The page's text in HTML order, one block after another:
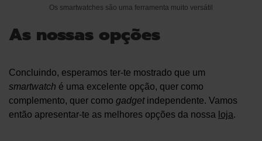
Os smartwatches são uma ferramenta muito versátil
As nossas opções
Concluindo, esperamos ter-te mostrado que um
smartwatch é uma excelente opção, quer como
complemento, quer como gadgetindependente. Vamos
então apresentar-te as melhores opções da nossa loja.